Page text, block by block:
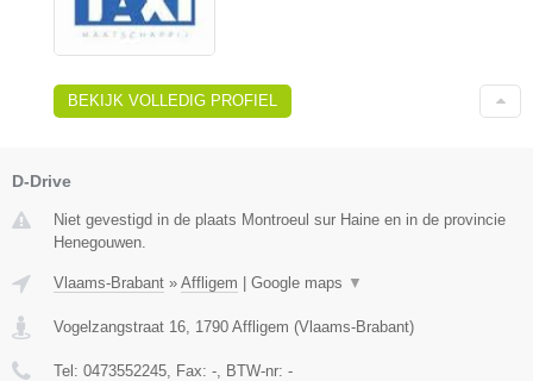
BEKIJK VOLLEDIG PROFIEL
D-Drive
Niet gevestigd in de plaats Montroeul sur Haine en in de provincie
Henegouwen.
Vlaams-Brabant » Affligem | Google maps ▼
Vogelzangstraat 16 1790 Affligem (Vlaams-Brabant)
Tel: 0473552245 , Fax: - , BTW-nr: -